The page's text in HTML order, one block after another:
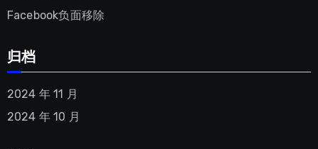
Facebook负面移除
归档
2024 年 11 月
2024 年 10 月